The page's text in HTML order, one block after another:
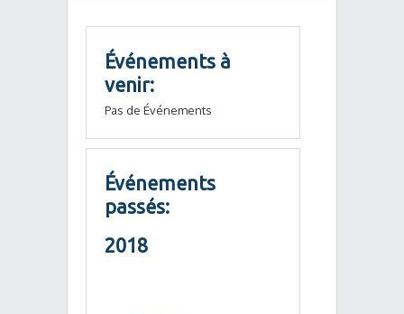
Événements à
venir:
Pas de Événements
Événements
passés:
2018